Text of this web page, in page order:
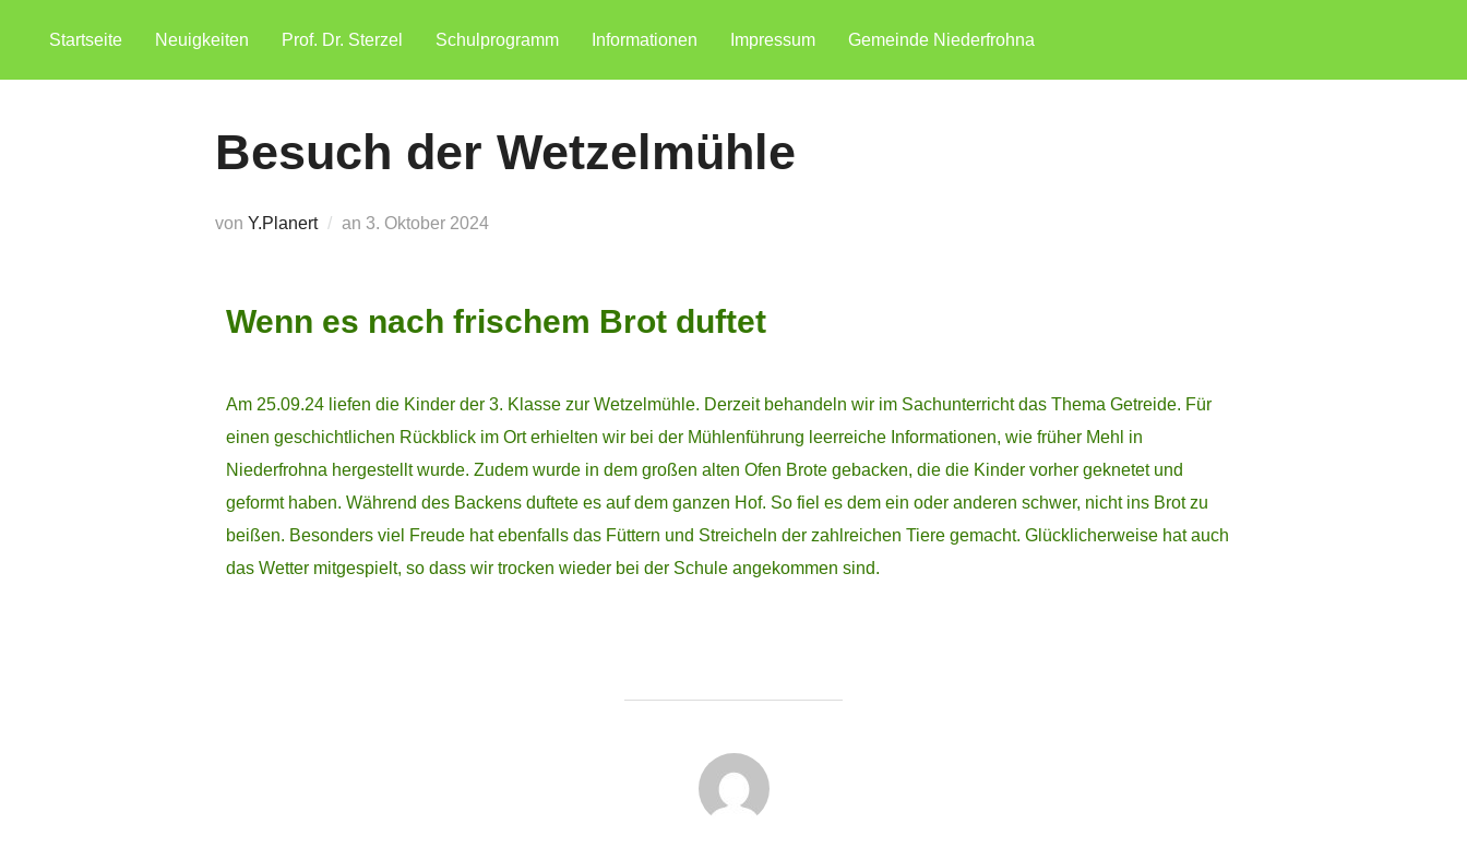
Startseite Neuigkeiten Prof. Dr. Sterzel Schulprogramm Informationen Impressum Gemeinde Niederfrohna
Besuch der Wetzelmühle
von Y.Planert an 3. Oktober 2024
Wenn es nach frischem Brot duftet
Am 25.09.24 liefen die Kinder der 3. Klasse zur Wetzelmühle. Derzeit behandeln wir im Sachunterricht das Thema Getreide. Für
einen geschichtlichen Rückblick im Ort erhielten wir bei der Mühlenführung leerreiche Informationen, wie früher Mehl in
Niederfrohna hergestellt wurde. Zudem wurde in dem großen alten Ofen Brote gebacken, die die Kinder vorher geknetet und
geformt haben. Während des Backens duftete es auf dem ganzen Hof. So fiel es dem ein oder anderen schwer, nicht ins Brot zu
beißen. Besonders viel Freude hat ebenfalls das Füttern und Streicheln der zahlreichen Tiere gemacht. Glücklicherweise hat auch
das Wetter mitgespielt, so dass wir trocken wieder bei der Schule angekommen sind.
BEITRAGSAUTOR